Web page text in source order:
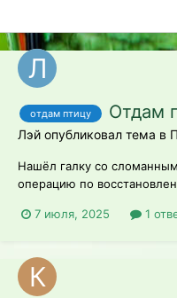
отдам птицу Отдам
Лэй опубликовал тема в
Нашёл галку со
операцию по
Сейчас находимся на
7 июля, 2025 1